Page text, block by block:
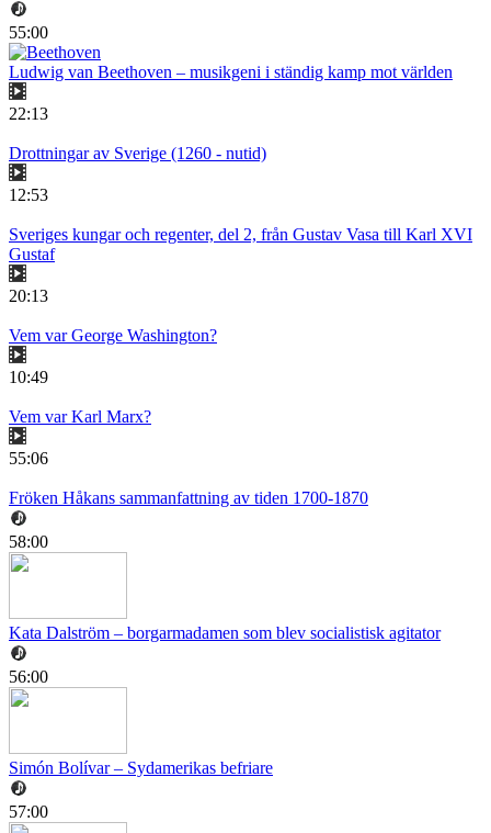
55:00
Ludwig van Beethoven – musikgeni i ständig kamp mot världen
22:13
Drottningar av Sverige (1260 - nutid)
12:53
Sveriges kungar och regenter, del 2, från Gustav Vasa till Karl XVI
Gustaf
20:13
Vem var George Washington?
10:49
Vem var Karl Marx?
55:06
Fröken Håkans sammanfattning av tiden 1700-1870
58:00
Kata Dalström – borgarmadamen som blev socialistisk agitator
56:00
Simón Bolívar – Sydamerikas befriare
57:00